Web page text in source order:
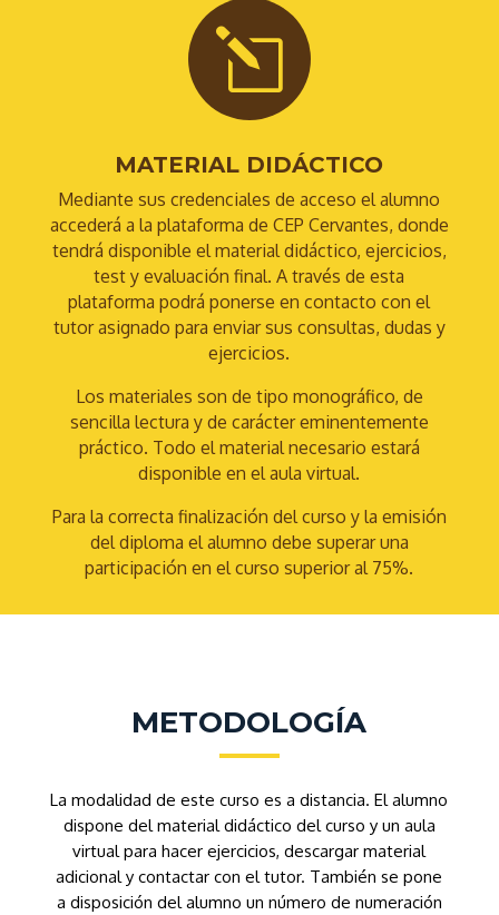
l
MATERIAL DIDÁCTICO
Mediante sus credenciales de acceso el alumno
accederá a la plataforma de CEP Cervantes, donde
tendrá disponible el material didáctico, ejercicios,
test y evaluación final. A través de esta
plataforma podrá ponerse en contacto con el
tutor asignado para enviar sus consultas, dudas y
ejercicios.
Los materiales son de tipo monográfico, de
sencilla lectura y de carácter eminentemente
práctico. Todo el material necesario estará
disponible en el aula virtual.
Para la correcta finalización del curso y la emisión
del diploma el alumno debe superar una
participación en el curso superior al 75%.
METODOLOGÍA
La modalidad de este curso es a distancia. El alumno
dispone del material didáctico del curso y un aula
virtual para hacer ejercicios, descargar material
adicional y contactar con el tutor. También se pone
a disposición del alumno un número de numeración